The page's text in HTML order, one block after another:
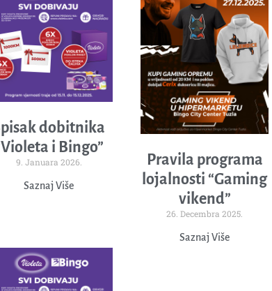
dobitnika
i Bingo”
9. Januara 2026.
Saznaj Više
Pravila programa
lojalnosti “Gaming
vikend”
26. Decembra 2025.
Saznaj Više